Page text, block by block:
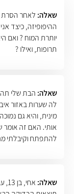
שאלה:
ההיפופיזה, כיצד
יותרת המוח ? ואם
תרופות, ואילו ?
שאלה:
לה שערות באזור
מינית, והיא גם
אותי. האם זה אומר
להתפתח וקיבלתי
שאלה: